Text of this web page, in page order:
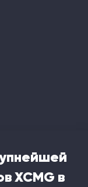
XCMG в